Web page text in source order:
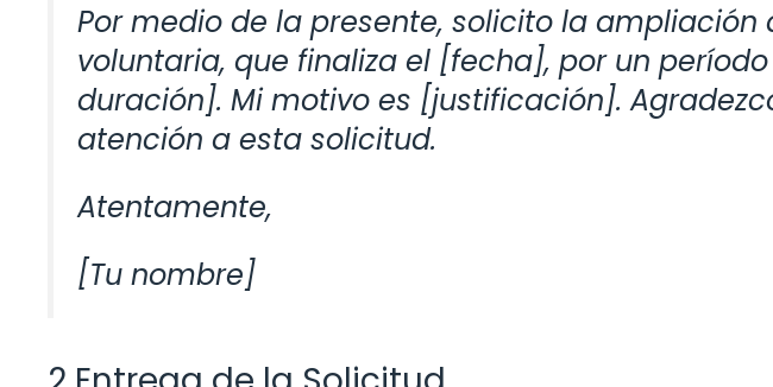
Por medio de la presente, solicito la ampliación
voluntaria, que finaliza el [fecha], por un
duración]. Mi motivo es [justificación].
atención a esta solicitud.
Atentamente,
[Tu nombre]